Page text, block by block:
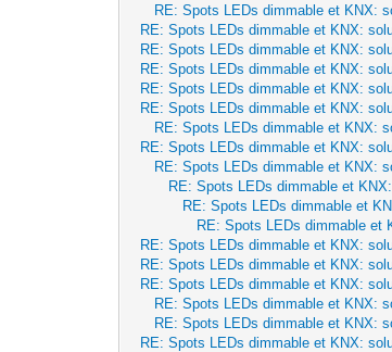
RE: Spots LEDs dimmable et KNX:
RE: Spots LEDs dimmable et KNX:
RE: Spots LEDs dimmable et KNX:
RE: Spots LEDs dimmable et KNX:
RE: Spots LEDs dimmable et KNX:
RE: Spots LEDs dimmable et KNX:
RE: Spots LEDs dimmable et KNX:
RE: Spots LEDs dimmable et KNX:
RE: Spots LEDs dimmable et KNX:
RE: Spots LEDs dimmable et
RE: Spots LEDs dimmable et
RE: Spots LEDs dimmable et
RE: Spots LEDs dimmable et KNX:
RE: Spots LEDs dimmable et KNX:
RE: Spots LEDs dimmable et KNX:
RE: Spots LEDs dimmable et KNX:
RE: Spots LEDs dimmable et KNX:
RE: Spots LEDs dimmable et KNX: